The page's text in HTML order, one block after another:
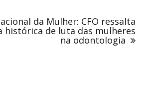
da Mulher: CFO ressalta
histórica de luta das mulheres
na odontologia